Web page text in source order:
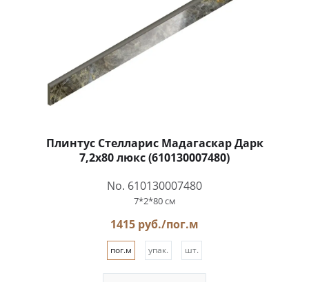
Плинтус Стелларис Мадагаскар Дарк
7,2x80 люкс (610130007480)
No. 610130007480
7*2*80 см
1415 руб./пог.м
пог.м упак. шт.